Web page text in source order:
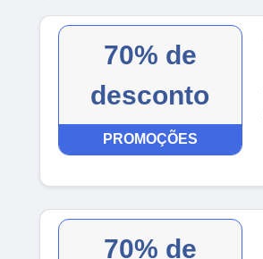
70% de
desconto
PROMOÇÕES
70% de